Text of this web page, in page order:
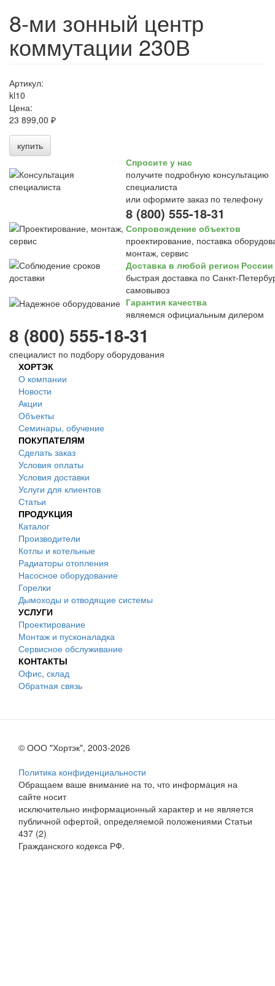
8-ми зонный центр
коммутации 230В
Артикул:
kl10
Цена:
23 899,00 ₽
купить
Спросите у нас
получите подробную консультацию
специалиста
или оформите заказ по телефону
8 (800) 555-18-31
Сопровождение объектов
проектирование, поставка
монтаж, сервис
Доставка в любой регион России
быстрая доставка по Санкт-
самовывоз
Гарантия качества
являемся официальным дилером
8 (800) 555-18-31
специалист по подбору оборудования
ХОРТЭК
О компании
Новости
Акции
Объекты
Семинары, обучение
ПОКУПАТЕЛЯМ
Сделать заказ
Условия оплаты
Условия доставки
Услуги для клиентов
Статьи
ПРОДУКЦИЯ
Каталог
Производители
Котлы и котельные
Радиаторы отопления
Насосное оборудование
Горелки
Дымоходы и отводящие системы
УСЛУГИ
Проектирование
Монтаж и пусконаладка
Сервисное обслуживание
КОНТАКТЫ
Офис, склад
Обратная связь
© ООО "Хортэк", 2003-2026
Политика конфиденциальности
Обращаем ваше внимание на то, что информация на
сайте носит
исключительно информационный характер и не является
публичной офертой, определяемой положениями Статьи
437 (2)
Гражданского кодекса РФ.